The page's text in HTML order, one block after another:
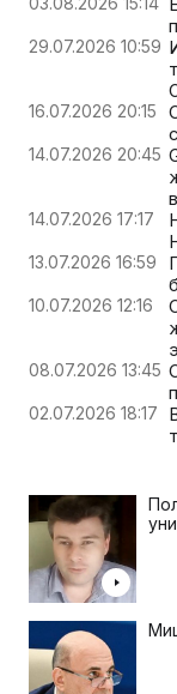
29.07.2026 10:59
16.07.2026 20:15
14.07.2026 20:45
14.07.2026 17:17
13.07.2026 16:59
10.07.2026 12:16
08.07.2026 13:45
02.07.2026 18:17